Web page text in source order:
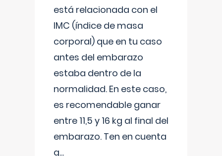
está relacionada con el
IMC (índice de masa
corporal) que en tu caso
antes del embarazo
estaba dentro de la
normalidad. En este caso,
es recomendable ganar
entre 11,5 y 16 kg al final del
embarazo. Ten en cuenta
q...